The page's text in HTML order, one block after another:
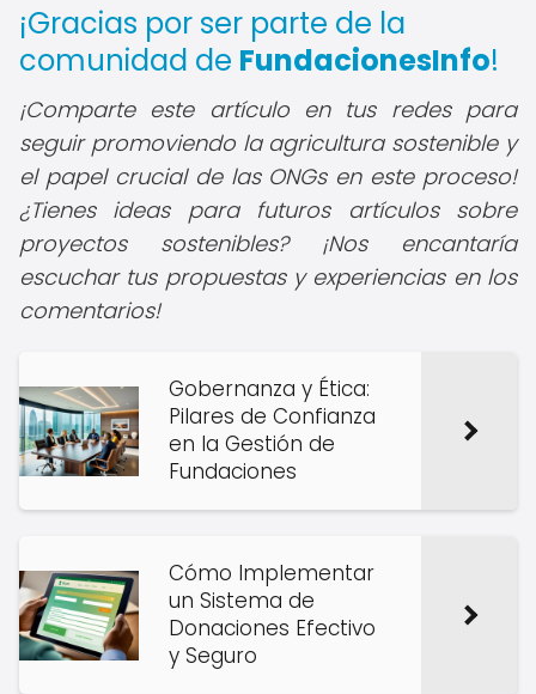
¡Gracias por ser parte de la
comunidad de FundacionesInfo!
¡Comparte este artículo en tus redes para
seguir promoviendo la agricultura sostenible y
el papel crucial de las ONGs en este proceso!
¿Tienes ideas para futuros artículos sobre
proyectos sostenibles? ¡Nos encantaría
escuchar tus propuestas y experiencias en los
comentarios!
Gobernanza y Ética:
Pilares de Confianza
en la Gestión de
Fundaciones
Cómo Implementar
un Sistema de
Donaciones Efectivo
y Seguro